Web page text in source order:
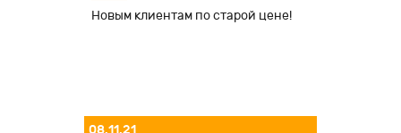
Новым клиентам по старой цене!
08.11.21